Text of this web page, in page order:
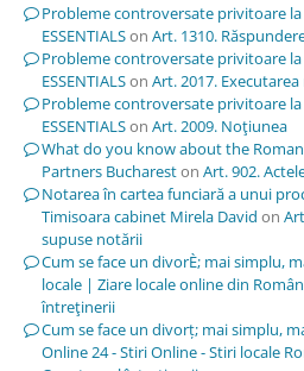
Probleme controversate privitoare
ESSENTIALSon Art. 1310.
Probleme controversate privitoare
ESSENTIALSon Art. 2017.
Probleme controversate privitoare
ESSENTIALSon Art. 2009. Noţiunea
What do you know about the
Partners Buchareston Art. 902.
Notarea în cartea funciară a unui
Timisoara cabinet Mirela David on
supuse notării
Cum se face un divorÈ; mai simplu,
locale | Ziare locale online din
întreţinerii
Cum se face un divorț; mai simplu,
Online 24 - Stiri Online - Stiri locale